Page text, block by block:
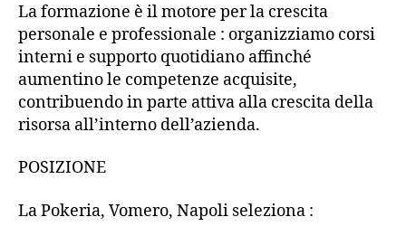
La formazione è il motore per la crescita
personale e professionale : organizziamo corsi
interni e supporto quotidiano affinché
aumentino le competenze acquisite,
contribuendo in parte attiva alla crescita della
risorsa all’interno dell’azienda.
POSIZIONE
La Pokeria, Vomero, Napoli seleziona :